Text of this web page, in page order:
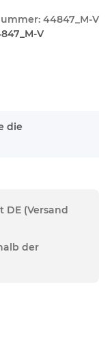
44847_M-V
V
die
DE (Versand
der